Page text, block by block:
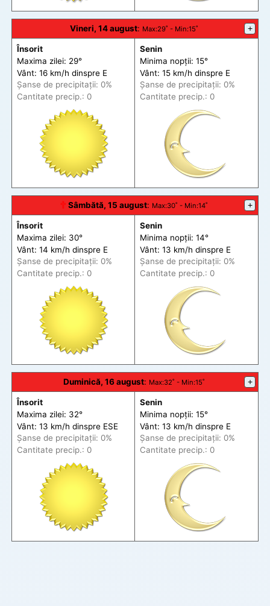
Vineri, 14 august: Max:29˚ - Min:15˚ +
Însorit
Maxima zilei: 29°
Vânt: 16 km/h dinspre E
Șanse de precipitații: 0%
Cantitate precip.: 0
Senin
Minima nopții: 15°
Vânt: 15 km/h dinspre E
Șanse de precipitații: 0%
Cantitate precip.: 0
🕆 Sâmbătă, 15 august: Max:30˚ - Min:14˚ +
Însorit
Maxima zilei: 30°
Vânt: 14 km/h dinspre E
Șanse de precipitații: 0%
Cantitate precip.: 0
Senin
Minima nopții: 14°
Vânt: 13 km/h dinspre E
Șanse de precipitații: 0%
Cantitate precip.: 0
Duminică, 16 august: Max:32˚ - Min:15˚ +
Însorit
Maxima zilei: 32°
Vânt: 13 km/h dinspre ESE
Șanse de precipitații: 0%
Cantitate precip.: 0
Senin
Minima nopții: 15°
Vânt: 13 km/h dinspre E
Șanse de precipitații: 0%
Cantitate precip.: 0